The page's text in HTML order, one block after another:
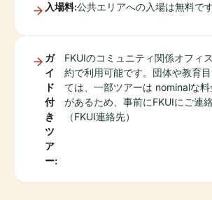
入場料:公共エリアへの入場は無料です
ガ
イ
ド
付
き
ツ
ア
ー:
FKUIのコミュニティ関係オフィ
約で利用可能です。団体や教育
ては、一部ツアーは nominalな
があるため、事前にFKUIにご連絡
（FKUI連絡先）